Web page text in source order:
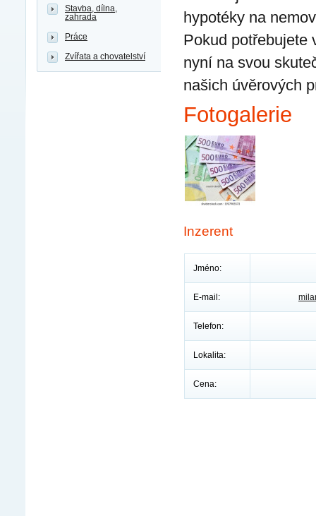
hypotéky na
Pokud potřebujete
nyní na svou
našich úvěrových
Fotogalerie
Inzerent
Jméno:
E-mail:
Telefon:
Lokalita:
Cena:
Stavba, dílna,
zahrada
Práce
Zvířata a chovatelství